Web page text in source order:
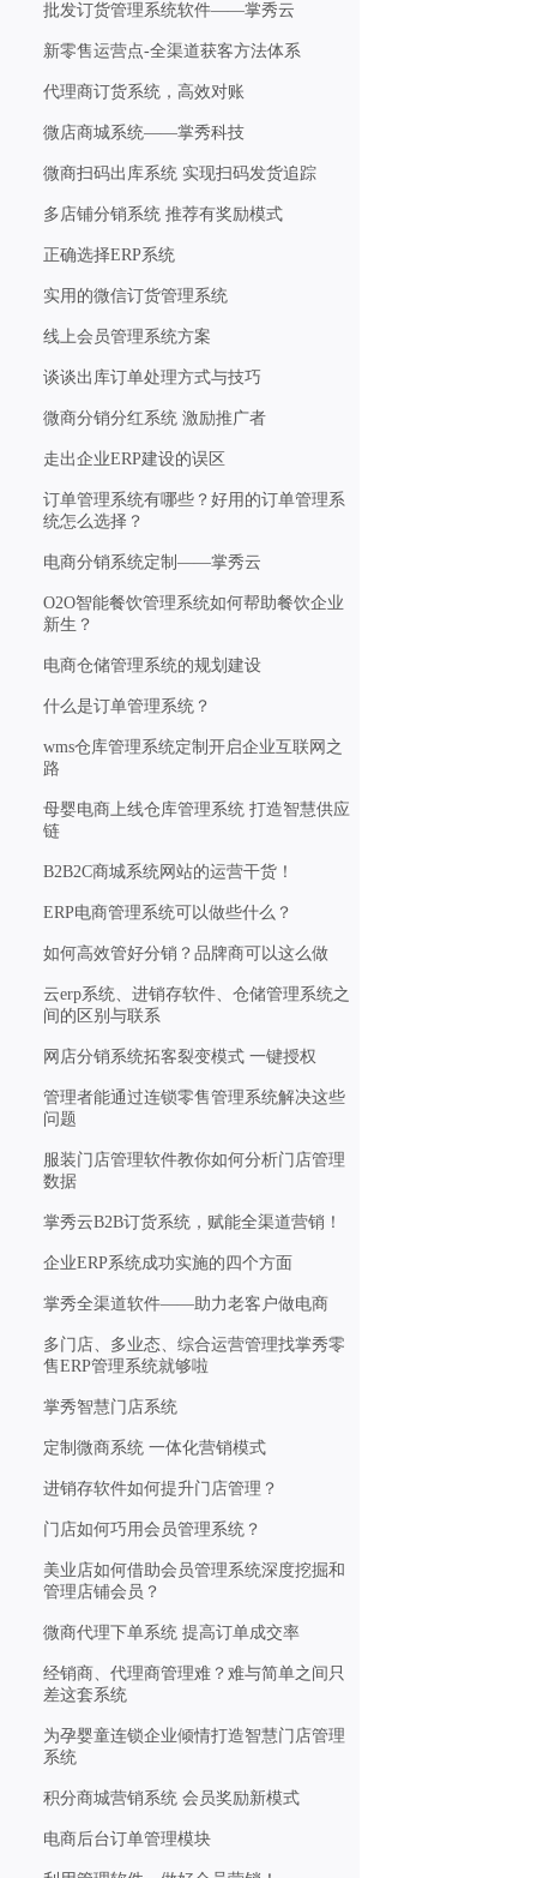
批发订货管理系统软件——掌秀云
新零售运营点-全渠道获客方法体系
代理商订货系统，高效对账
微店商城系统——掌秀科技
微商扫码出库系统 实现扫码发货追踪
多店铺分销系统 推荐有奖励模式
正确选择ERP系统
实用的微信订货管理系统
线上会员管理系统方案
谈谈出库订单处理方式与技巧
微商分销分红系统 激励推广者
走出企业ERP建设的误区
订单管理系统有哪些？好用的订单管理系
统怎么选择？
电商分销系统定制——掌秀云
O2O智能餐饮管理系统如何帮助餐饮企业
新生？
电商仓储管理系统的规划建设
什么是订单管理系统？
wms仓库管理系统定制开启企业互联网之
路
母婴电商上线仓库管理系统 打造智慧供应
链
B2B2C商城系统网站的运营干货！
ERP电商管理系统可以做些什么？
如何高效管好分销？品牌商可以这么做
云erp系统、进销存软件、仓储管理系统之
间的区别与联系
网店分销系统拓客裂变模式 一键授权
管理者能通过连锁零售管理系统解决这些
问题
服装门店管理软件教你如何分析门店管理
数据
掌秀云B2B订货系统，赋能全渠道营销！
企业ERP系统成功实施的四个方面
掌秀全渠道软件——助力老客户做电商
多门店、多业态、综合运营管理找掌秀零
售ERP管理系统就够啦
掌秀智慧门店系统
定制微商系统 一体化营销模式
进销存软件如何提升门店管理？
门店如何巧用会员管理系统？
美业店如何借助会员管理系统深度挖掘和
管理店铺会员？
微商代理下单系统 提高订单成交率
经销商、代理商管理难？难与简单之间只
差这套系统
为孕婴童连锁企业倾情打造智慧门店管理
系统
积分商城营销系统 会员奖励新模式
电商后台订单管理模块